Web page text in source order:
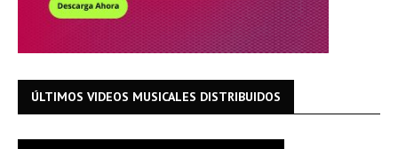
ÚLTIMOS VIDEOS MUSICALES DISTRIBUIDOS